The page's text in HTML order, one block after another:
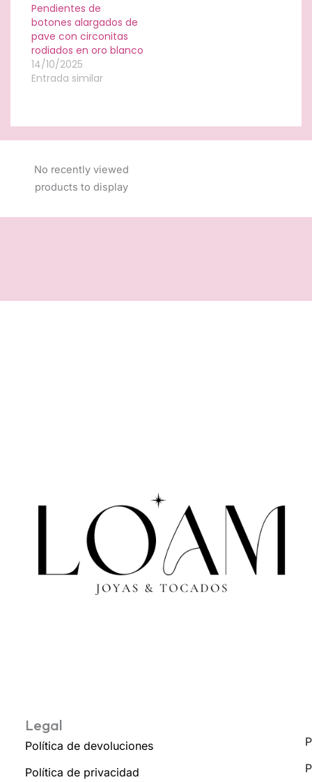
Pendientes de
botones alargados de
pave con circonitas
rodiados en oro blanco
14/10/2025
Entrada similar
No recently viewed
products to display
Legal
Política de devoluciones
Política de privacidad